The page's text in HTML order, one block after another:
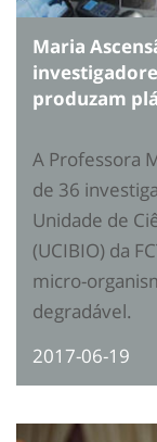
Maria
produzam
A Professora
de 36
Unidade de
(UCIBIO) da
micro-
degradável.
2017-06-19